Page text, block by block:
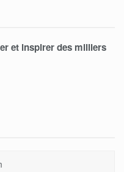
et inspirer des milliers